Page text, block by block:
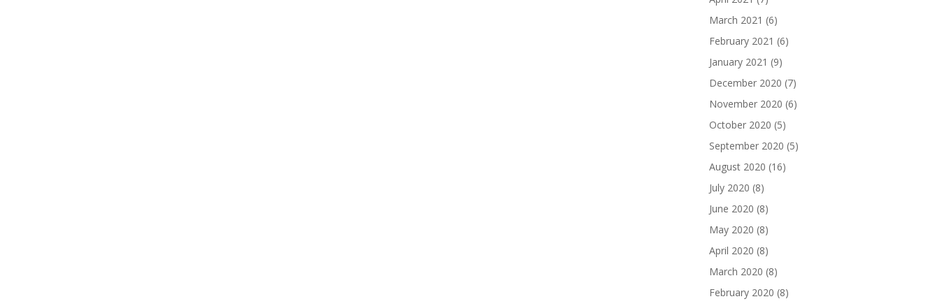
March 2021 (6)
February 2021 (6)
January 2021 (9)
December 2020 (7)
November 2020 (6)
October 2020 (5)
September 2020 (5)
August 2020 (16)
July 2020 (8)
June 2020 (8)
May 2020 (8)
April 2020 (8)
March 2020 (8)
February 2020 (8)